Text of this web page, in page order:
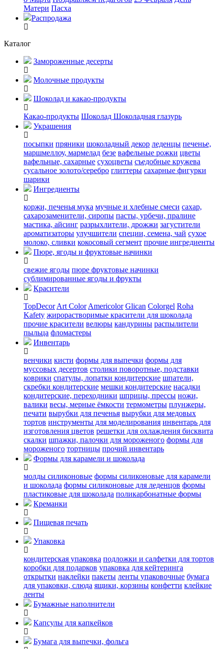
Матери Пасха
Распродажа
Каталог
Замороженные десерты
Молочные продукты
Шоколад и какао-продукты
Какао-продукты Шоколад Шоколадная глазурь
Украшения
посыпки пряники шоколадный декор леденцы печенье,
маршмеллоу, мармелад безе вафельные рожки цветы
вафельные, сахарные сухоцветы съедобные кружева
сусальное золото/серебро глиттеры сахарные фигурки
шарики
Ингредиенты
коржи, печенья мука мучные и хлебные смеси сахар,
сахарозаменители, сиропы пасты, урбечи, пралине
мастика, айсинг разрыхлители, дрожжи загустители
ароматизаторы улучшители специи, семена, чай сухое
молоко, сливки кокосовый сегмент прочие ингредиенты
Пюре, ягоды и фруктовые начинки
свежие ягоды пюре фруктовые начинки
сублимированные ягоды и фрукты
Красители
TopDecor Art Color Americolor Glican Colorgel Roha
Kafety жирорастворимые красители для шоколада
прочие красители велюры кандурины распылители
пыльца фломастеры
Инвентарь
венчики кисти формы для выпечки формы для
муссовых десертов столики поворотные, подставки
коврики cпатулы, лопатки кондитерские шпатели,
скребки кондитерские мешки кондитерские насадки
кондитерские, переходники шприцы, прессы ножи,
валики весы, мерные ёмкости термометры плунжеры,
печати вырубки для печенья вырубки для медовых
тортов инструменты для моделирования инвентарь для
изготовления цветов решетки для охлаждения бисквита
скалки шпажки, палочки для мороженого формы для
мороженого тортницы прочий инвентарь
Формы для карамели и шоколада
молды силиконовые формы силиконовые для карамели
и шоколада формы силиконовые для леденцов формы
пластиковые для шоколада поликарбонатные формы
Креманки
Пищевая печать
Упаковка
кондитерская упаковка подложки и салфетки для тортов
коробки для подарков упаковка для кейтеринга
открытки наклейки пакеты ленты упаковочные бумага
для упаковки, слюда ящики, корзины конфетти клейкие
ленты
Бумажные наполнители
Капсулы для капкейков
Бумага для выпечки, фольга